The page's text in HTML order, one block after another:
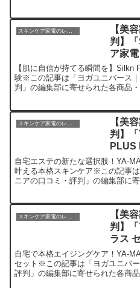
【美
判】
ア家
直感想
【肌に自信が持てる瞬間を】
験※この記事は「ヨガユニバース
判」の編集部に寄せられた各商品
スキンケア家電のレビュー
【美
判】
PLUS
を実
自宅エステの新たな選択肢！YA-
叶える本格スキンケア※この記事
ニアの口コミ・評判」の編集部に
【美
判】
ラス
家電
感想
自宅で本格エイジングケア！YA-
セット※この記事は「ヨガユニバ
評判」の編集部に寄せられた各商